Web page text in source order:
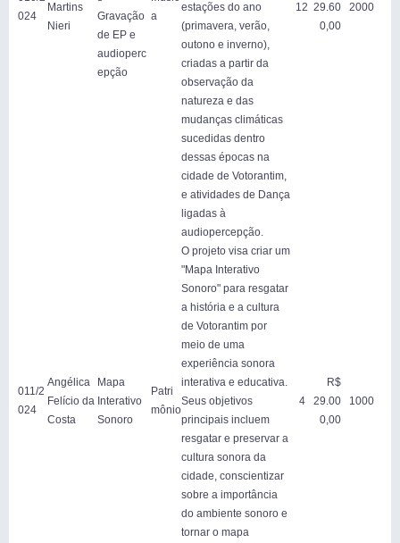
024
Martins
Nieri
Gravação
de EP e
audioperc
epção
a
estações do ano
(primavera, verão,
outono e inverno),
criadas a partir da
observação da
natureza e das
mudanças climáticas
sucedidas dentro
dessas épocas na
cidade de Votorantim,
e atividades de Dança
ligadas à
audiopercepção.
12 29.60
0,00
2000
011/2
024
Angélica
Felício da
Costa
Mapa
Interativo
Sonoro
Patri
mônio
O projeto visa criar um
"Mapa Interativo
Sonoro" para resgatar
a história e a cultura
de Votorantim por
meio de uma
experiência sonora
interativa e educativa.
Seus objetivos
principais incluem
resgatar e preservar a
cultura sonora da
cidade, conscientizar
sobre a importância
do ambiente sonoro e
tornar o mapa
4
R$
29.00
0,00
1000